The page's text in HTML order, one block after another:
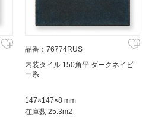
品番：76774RUS
内装タイル 150角平 ダークネイビ
ー系
147×147×8 mm
在庫数 25.3m2